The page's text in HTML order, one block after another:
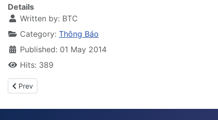
Details
Written by: BTC
Category: Thông Báo
Published: 01 May 2014
Hits: 389
Previous article: Bữa Cơm Tình Thương: 30-05-2015
Prev